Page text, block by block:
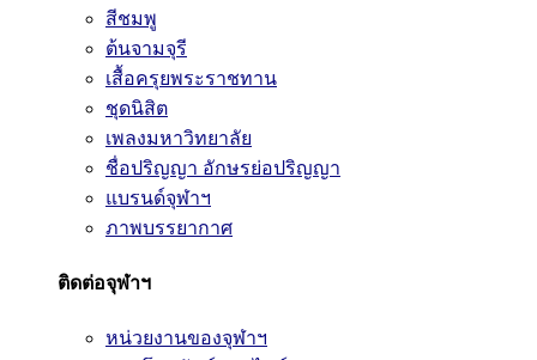
สีชมพู
ต้นจามจุรี
เสื้อครุยพระราชทาน
ชุดนิสิต
เพลงมหาวิทยาลัย
ชื่อปริญญา อักษรย่อปริญญา
แบรนด์จุฬาฯ
ภาพบรรยากาศ
ติดต่อจุฬาฯ
หน่วยงานของจุฬาฯ